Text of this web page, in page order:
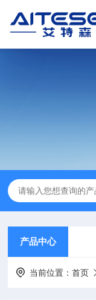
产品中心
当前位置：首页